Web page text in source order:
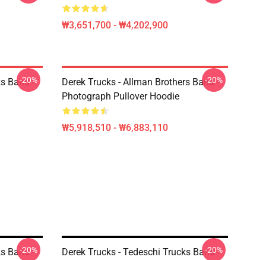
₩3,651,700 - ₩4,202,900
Band -
-20%
Derek Trucks - Allman Brothers Band -
Photograph Pullover Hoodie
₩5,918,510 - ₩6,883,110
-20%
Band -
-20%
Derek Trucks - Tedeschi Trucks Band -
-20%